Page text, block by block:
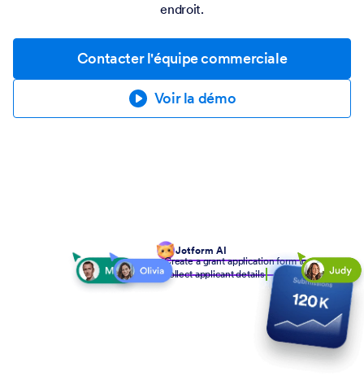
endroit.
Contacter l'équipe commerciale
Voir la démo
Jotform AI
Create a grant application form to
collect applicant details